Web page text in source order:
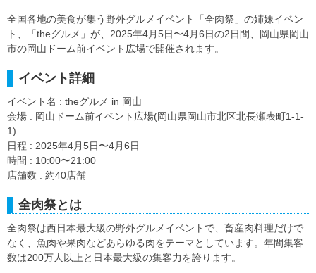
全国各地の美食が集う野外グルメイベント「全肉祭」の姉妹イベン
ト、「theグルメ」が、2025年4月5日〜4月6日の2日間、岡山県岡山
市の岡山ドーム前イベント広場で開催されます。
イベント詳細
イベント名 : theグルメ in 岡山
会場 : 岡山ドーム前イベント広場(岡山県岡山市北区北長瀬表町1-1-
1)
日程 : 2025年4月5日〜4月6日
時間 : 10:00〜21:00
店舗数 : 約40店舗
全肉祭とは
全肉祭は西日本最大級の野外グルメイベントで、畜産肉料理だけで
なく、魚肉や果肉などあらゆる肉をテーマとしています。年間集客
数は200万人以上と日本最大級の集客力を誇ります。